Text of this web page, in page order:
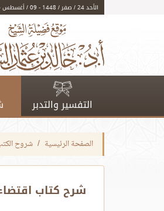
الأحد 24 / صفر / 1448 - 09 / أغسطس 2026
التفسير والتدبر
الصفحة الرئيسية شروح
شرح كتاب